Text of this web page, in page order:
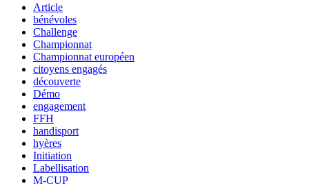
Article
bénévoles
Challenge
Championnat
Championnat européen
citoyens engagés
découverte
Démo
engagement
FFH
handisport
hyères
Initiation
Labellisation
M-CUP